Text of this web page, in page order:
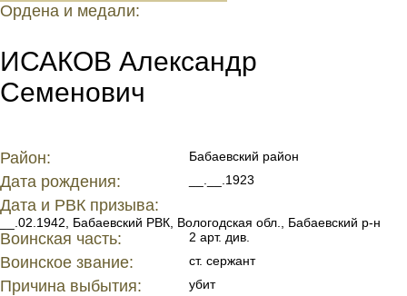
Ордена и медали:
ИСАКОВ Александр
Семенович
Район: Бабаевский район
Дата рождения: __.__.1923
Дата и РВК призыва:
__.02.1942, Бабаевский РВК, Вологодская обл., Бабаевский р-н
Воинская часть: 2 арт. див.
Воинское звание: ст. сержант
Причина выбытия: убит